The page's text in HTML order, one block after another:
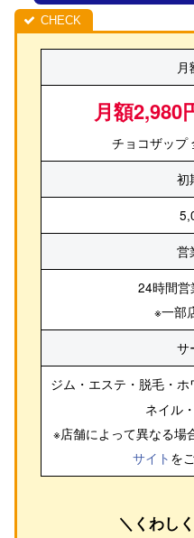
月
月額2,980
チョコザップ
初
営
24時間
※一部
サ
ジム・エステ・脱毛・
ネイル
※店舗によって異なる場
サイト を
＼くわし